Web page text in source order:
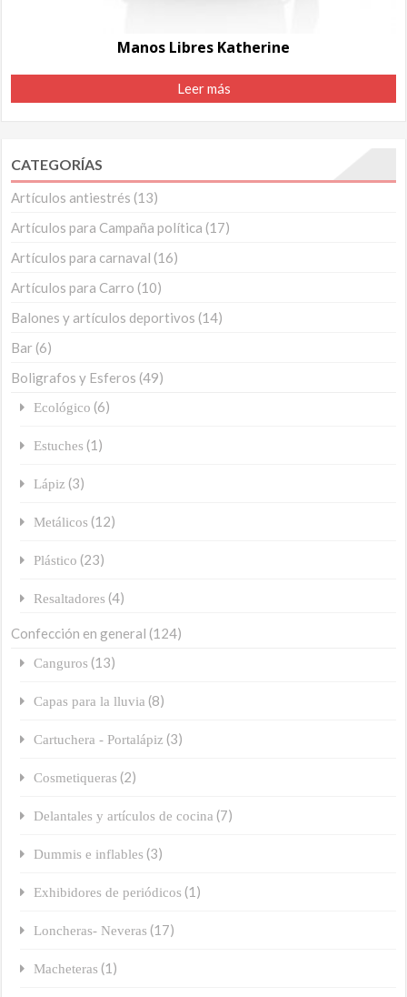
Manos Libres Katherine
Leer más
CATEGORÍAS
Artículos antiestrés (13)
Artículos para Campaña política (17)
Artículos para carnaval (16)
Artículos para Carro (10)
Balones y artículos deportivos (14)
Bar (6)
Boligrafos y Esferos (49)
Ecológico (6)
Estuches (1)
Lápiz (3)
Metálicos (12)
Plástico (23)
Resaltadores (4)
Confección en general (124)
Canguros (13)
Capas para la lluvia (8)
Cartuchera - Portalápiz (3)
Cosmetiqueras (2)
Delantales y artículos de cocina (7)
Dummis e inflables (3)
Exhibidores de periódicos (1)
Loncheras- Neveras (17)
Macheteras (1)